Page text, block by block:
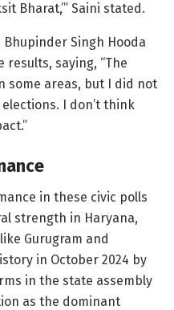
Bharat,’” Saini stated.
Singh Hooda
saying, “The
some areas, but I did not
I don’t think
in these civic polls
strength in Haryana,
Gurugram and
in October 2024 by
in the state assembly
as the dominant